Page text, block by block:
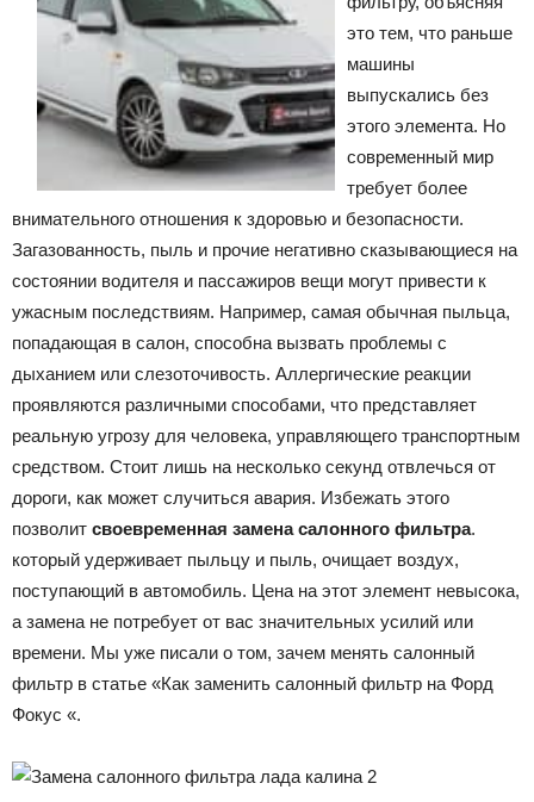
это тем, что раньше
машины
выпускались без
этого элемента. Но
современный мир
требует более
внимательного отношения к здоровью и безопасности.
Загазованность, пыль и прочие негативно сказывающиеся на
состоянии водителя и пассажиров вещи могут привести к
ужасным последствиям. Например, самая обычная пыльца,
попадающая в салон, способна вызвать проблемы с
дыханием или слезоточивость. Аллергические реакции
проявляются различными способами, что представляет
реальную угрозу для человека, управляющего транспортным
средством. Стоит лишь на несколько секунд отвлечься от
дороги, как может случиться авария. Избежать этого
позволит своевременная замена салонного фильтра.
который удерживает пыльцу и пыль, очищает воздух,
поступающий в автомобиль. Цена на этот элемент невысока,
а замена не потребует от вас значительных усилий или
времени. Мы уже писали о том, зачем менять салонный
фильтр в статье «Как заменить салонный фильтр на Форд
Фокус «.